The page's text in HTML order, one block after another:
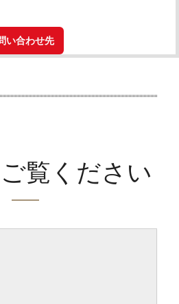
い合わせ先
覧ください